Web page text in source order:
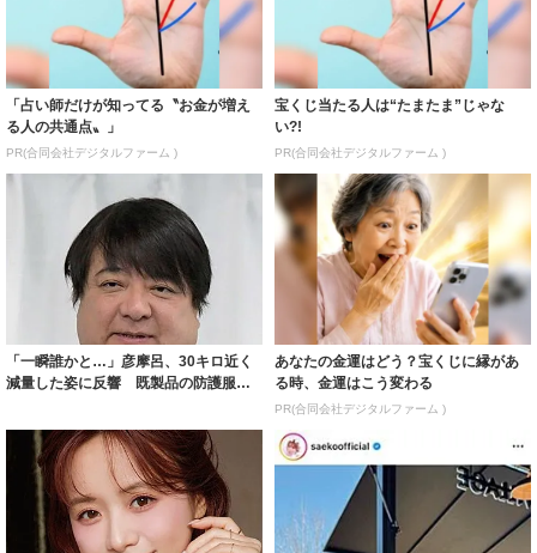
「占い師だけが知ってる〝お金が増え
る人の共通点〟」
PR(合同会社デジタルファーム )
宝くじ当たる人は“たまたま”じゃな
い?!
PR(合同会社デジタルファーム )
「一瞬誰かと…」彦摩呂、30キロ近く
減量した姿に反響 既製品の防護服が
あなたの金運はどう？宝くじに縁があ
る時、金運はこう変わる
PR(合同会社デジタルファーム )